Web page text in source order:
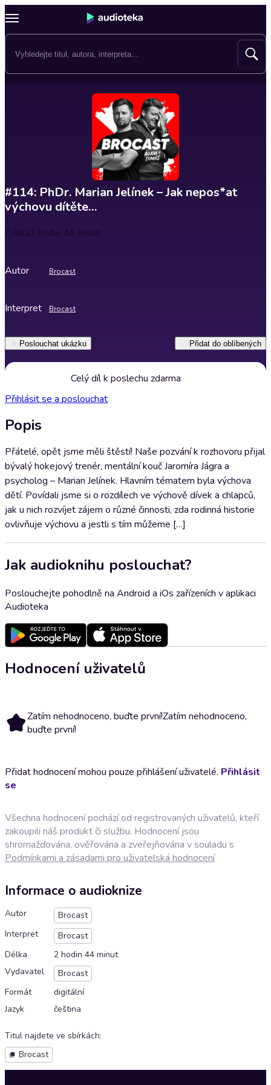
#114: PhDr. Marian Jelínek – Jak nepos*at
výchovu dítěte…
Délka2 hodin 44 minut
Autor Brocast
Interpret Brocast
Poslouchat ukázku Přidat do oblíbených
Celý díl k poslechu zdarma
Přihlásit se a poslouchat
Popis
Přátelé, opět jsme měli štěstí! Naše pozvání k rozhovoru přijal
bývalý hokejový trenér, mentální kouč Jaromíra Jágra a
psycholog – Marian Jelínek. Hlavním tématem byla výchova
dětí. Povídali jsme si o rozdílech ve výchově dívek a chlapců,
jak u nich rozvíjet zájem o různé činnosti, zda rodinná historie
ovlivňuje výchovu a jestli s tím můžeme […]
Jak audioknihu poslouchat?
Poslouchejte pohodlně na Android a iOs zařízeních v aplikaci
Audioteka
Hodnocení uživatelů
Zatím nehodnoceno, buďte první!Zatím nehodnoceno,
buďte první!
Přidat hodnocení mohou pouze přihlášení uživatelé. Přihlásit
se
Všechna hodnocení pochází od registrovaných uživatelů, kteří
zakoupili náš produkt či službu. Hodnocení jsou
shromažďována, ověřována a zveřejňována v souladu s
Podmínkami a zásadami pro uživatelská hodnocení
Informace o audioknize
Autor
Brocast
Interpret
Brocast
Délka
2 hodin 44 minut
Vydavatel
Brocast
Formát
digitální
Jazyk
čeština
Titul najdete ve sbírkách:
Brocast